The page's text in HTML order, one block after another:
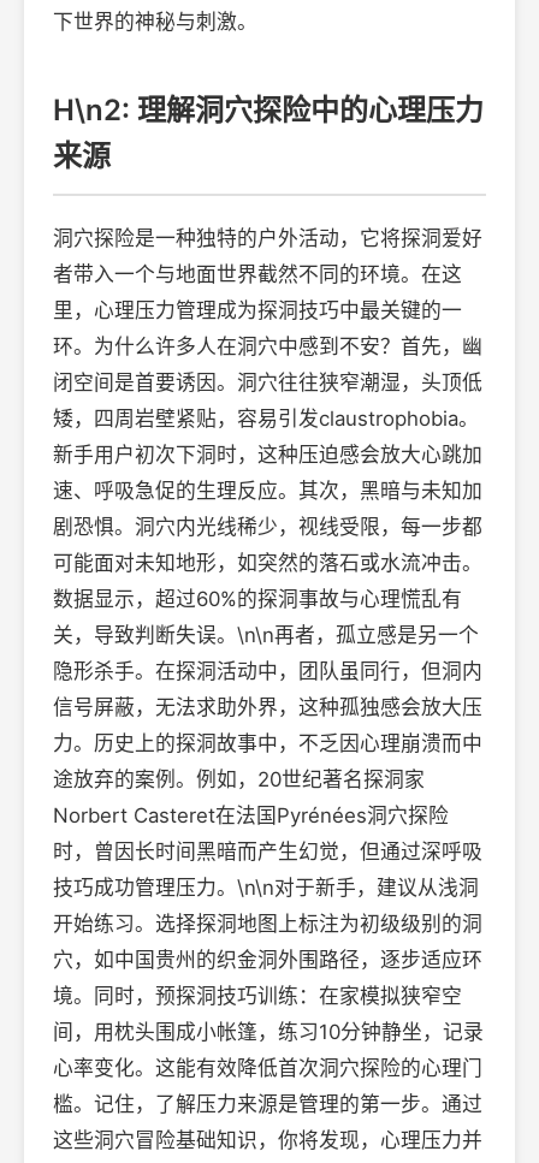
下世界的神秘与刺激。
H\n2: 理解洞穴探险中的心理压力
来源
洞穴探险是一种独特的户外活动，它将探洞爱好
者带入一个与地面世界截然不同的环境。在这
里，心理压力管理成为探洞技巧中最关键的一
环。为什么许多人在洞穴中感到不安？首先，幽
闭空间是首要诱因。洞穴往往狭窄潮湿，头顶低
矮，四周岩壁紧贴，容易引发claustrophobia。
新手用户初次下洞时，这种压迫感会放大心跳加
速、呼吸急促的生理反应。其次，黑暗与未知加
剧恐惧。洞穴内光线稀少，视线受限，每一步都
可能面对未知地形，如突然的落石或水流冲击。
数据显示，超过60%的探洞事故与心理慌乱有
关，导致判断失误。\n\n再者，孤立感是另一个
隐形杀手。在探洞活动中，团队虽同行，但洞内
信号屏蔽，无法求助外界，这种孤独感会放大压
力。历史上的探洞故事中，不乏因心理崩溃而中
途放弃的案例。例如，20世纪著名探洞家
Norbert Casteret在法国Pyrénées洞穴探险
时，曾因长时间黑暗而产生幻觉，但通过深呼吸
技巧成功管理压力。\n\n对于新手，建议从浅洞
开始练习。选择探洞地图上标注为初级级别的洞
穴，如中国贵州的织金洞外围路径，逐步适应环
境。同时，预探洞技巧训练：在家模拟狭窄空
间，用枕头围成小帐篷，练习10分钟静坐，记录
心率变化。这能有效降低首次洞穴探险的心理门
槛。记住，了解压力来源是管理的第一步。通过
这些洞穴冒险基础知识，你将发现，心理压力并